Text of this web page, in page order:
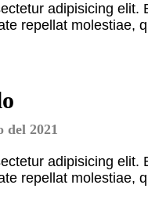
adipisicing
repellat molestiae,
del 2021
adipisicing
repellat molestiae,